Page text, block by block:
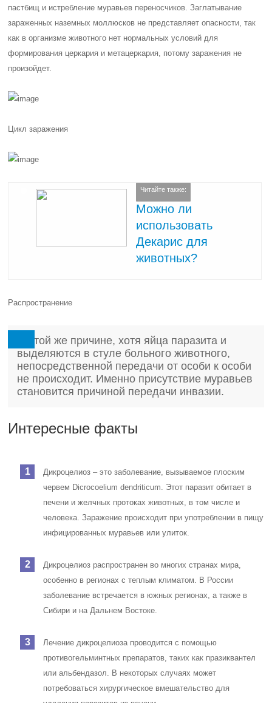
пастбищ и истребление муравьев переносчиков. Заглатывание
зараженных наземных моллюсков не представляет опасности, так
как в организме животного нет нормальных условий для
формирования церкария и метацеркария, потому заражения не
произойдет.
Цикл заражения
Читайте также:
Можно ли
использовать
Декарис для
животных?
Распространение
По той же причине, хотя яйца паразита и
выделяются в стуле больного животного,
непосредственной передачи от особи к особи
не происходит. Именно присутствие муравьев
становится причиной передачи инвазии.
Интересные факты
Дикроцелиоз – это заболевание, вызываемое плоским
червем Dicrocoelium dendriticum. Этот паразит обитает в
печени и желчных протоках животных, в том числе и
человека. Заражение происходит при употреблении в пищу
инфицированных муравьев или улиток.
Дикроцелиоз распространен во многих странах мира,
особенно в регионах с теплым климатом. В России
заболевание встречается в южных регионах, а также в
Сибири и на Дальнем Востоке.
Лечение дикроцелиоза проводится с помощью
противогельминтных препаратов, таких как празиквантел
или альбендазол. В некоторых случаях может
потребоваться хирургическое вмешательство для